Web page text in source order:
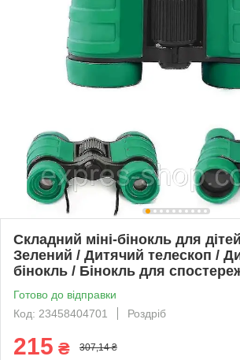
Складний міні-бінокль для
Зелений / Дитячий телескоп /
бінокль / Бінокль для
Готово до відправки
Код: 23458404701
Роздріб
215 ₴ 307,14 ₴